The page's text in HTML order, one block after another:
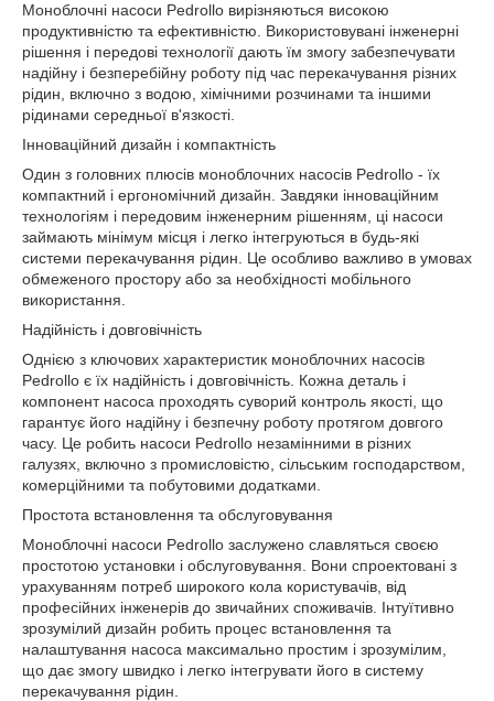
Моноблочні насоси Pedrollo вирізняються високою
продуктивністю та ефективністю. Використовувані інженерні
рішення і передові технології дають їм змогу забезпечувати
надійну і безперебійну роботу під час перекачування різних
рідин, включно з водою, хімічними розчинами та іншими
рідинами середньої в'язкості.
Інноваційний дизайн і компактність
Один з головних плюсів моноблочних насосів Pedrollo - їх
компактний і ергономічний дизайн. Завдяки інноваційним
технологіям і передовим інженерним рішенням, ці насоси
займають мінімум місця і легко інтегруються в будь-які
системи перекачування рідин. Це особливо важливо в умовах
обмеженого простору або за необхідності мобільного
використання.
Надійність і довговічність
Однією з ключових характеристик моноблочних насосів
Pedrollo є їх надійність і довговічність. Кожна деталь і
компонент насоса проходять суворий контроль якості, що
гарантує його надійну і безпечну роботу протягом довгого
часу. Це робить насоси Pedrollo незамінними в різних
галузях, включно з промисловістю, сільським господарством,
комерційними та побутовими додатками.
Простота встановлення та обслуговування
Моноблочні насоси Pedrollo заслужено славляться своєю
простотою установки і обслуговування. Вони спроектовані з
урахуванням потреб широкого кола користувачів, від
професійних інженерів до звичайних споживачів. Інтуїтивно
зрозумілий дизайн робить процес встановлення та
налаштування насоса максимально простим і зрозумілим,
що дає змогу швидко і легко інтегрувати його в систему
перекачування рідин.